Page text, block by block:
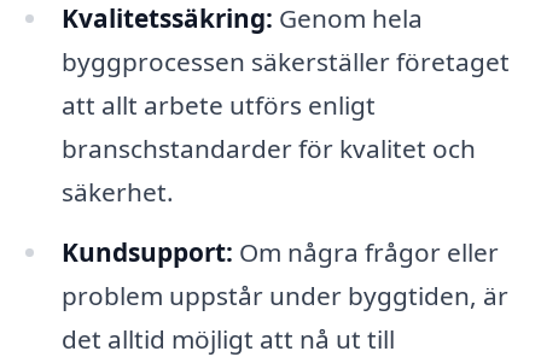
Kvalitetssäkring: Genom hela
byggprocessen säkerställer företaget
att allt arbete utförs enligt
branschstandarder för kvalitet och
säkerhet.
Kundsupport: Om några frågor eller
problem uppstår under byggtiden, är
det alltid möjligt att nå ut till